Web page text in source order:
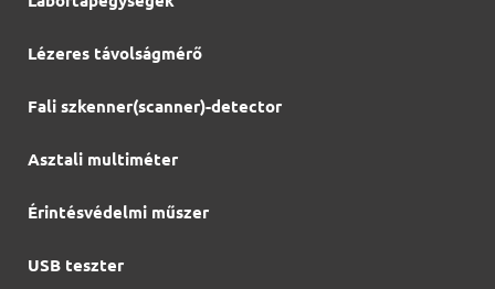
Lézeres távolságmérő
Fali szkenner(scanner)-detector
Asztali multiméter
Érintésvédelmi műszer
USB teszter